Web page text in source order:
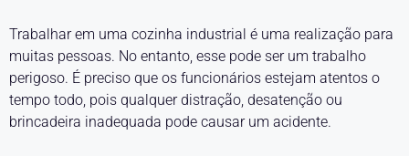
Trabalhar em uma cozinha industrial é uma realização para
muitas pessoas. No entanto, esse pode ser um trabalho
perigoso. É preciso que os funcionários estejam atentos o
tempo todo, pois qualquer distração, desatenção ou
brincadeira inadequada pode causar um acidente.